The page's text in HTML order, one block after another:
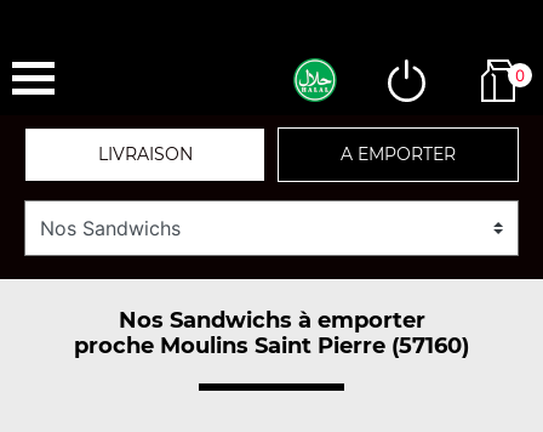
0
LIVRAISON A EMPORTER
Nos Sandwichs à emporter
proche Moulins Saint Pierre (57160)